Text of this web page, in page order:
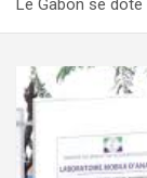
Le Gabon se dote